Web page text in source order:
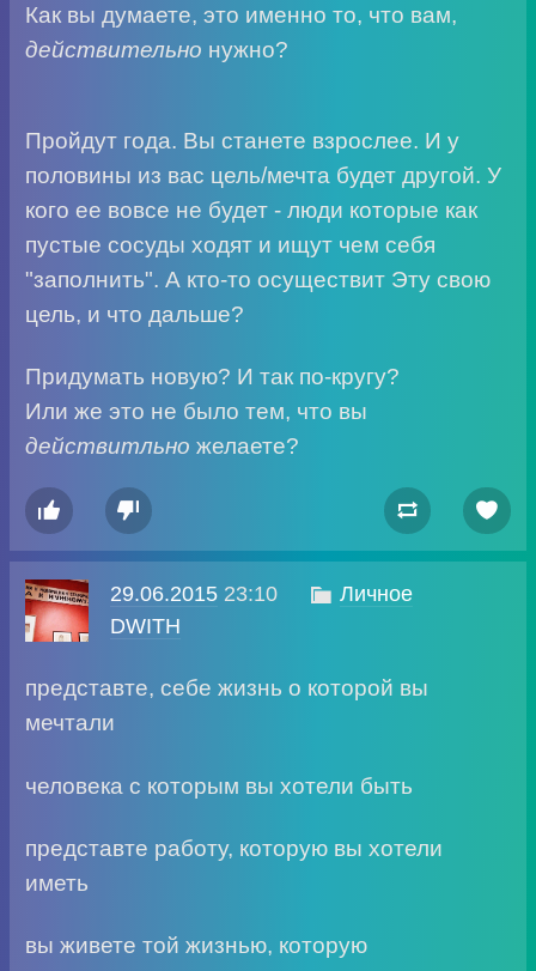
Как вы думаете, это именно то, что вам,
действительно нужно?
Пройдут года. Вы станете взрослее. И у
половины из вас цель/мечта будет другой. У
кого ее вовсе не будет - люди которые как
пустые сосуды ходят и ищут чем себя
"заполнить". А кто-то осуществит Эту свою
цель, и что дальше?
Придумать новую? И так по-кругу?
Или же это не было тем, что вы
действитльно желаете?
   
29.06.201523:10  Личное
DWITH
представте, себе жизнь о которой вы
мечтали
человека с которым вы хотели быть
представте работу, которую вы хотели
иметь
вы живете той жизнью, которую